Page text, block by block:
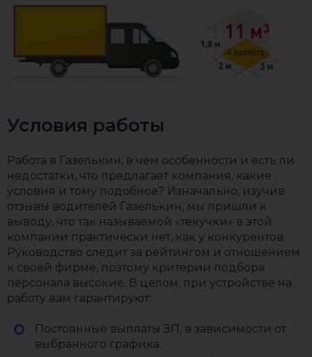
Условия работы
Работа в Газелькин, в чём особенности и есть ли
недостатки, что предлагает компания, какие
условия и тому подобное? Изначально, изучив
отзывы водителей Газелькин, мы пришли к
выводу, что так называемой «текучки» в этой
компании практически нет, как у конкурентов.
Руководство следит за рейтингом и отношением
к своей фирме, поэтому критерии подбора
персонала высокие. В целом, при устройстве на
работу вам гарантируют:
Постоянные выплаты ЗП, в зависимости от
выбранного графика.